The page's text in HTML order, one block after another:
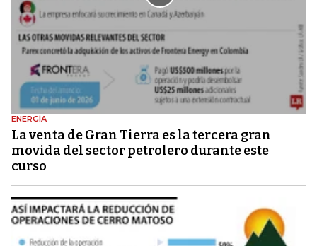
ENERGÍA
La venta de Gran Tierra es la tercera gran
movida del sector petrolero durante este
curso